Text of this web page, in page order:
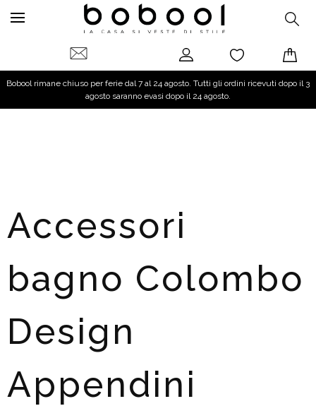
Bobool rimane chiuso per ferie dal 7 al 24 agosto. Tutti gli ordini ricevuti dopo il 3
agosto saranno evasi dopo il 24 agosto.
Accessori
bagno Colombo
Design
Appendini